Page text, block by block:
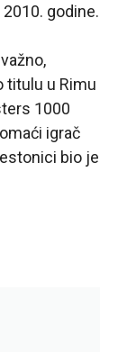
godine.
titulu u Rimu
1000
igrač
bio je